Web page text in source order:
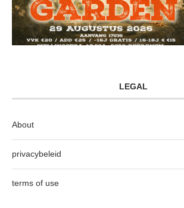
LEGAL
About
privacybeleid
terms of use